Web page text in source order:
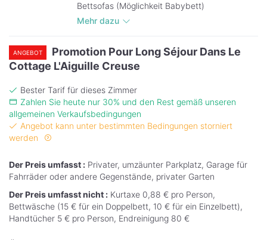
Bettsofas (Möglichkeit Babybett)
Mehr dazu
ANGEBOT
Promotion Pour Long Séjour Dans Le
Cottage L'Aiguille Creuse
Bester Tarif für dieses Zimmer
Zahlen Sie heute nur 30% und den Rest gemäß unseren
allgemeinen Verkaufsbedingungen
Angebot kann unter bestimmten Bedingungen storniert
werden
Der Preis umfasst : Privater, umzäunter Parkplatz, Garage für
Fahrräder oder andere Gegenstände, privater Garten
Der Preis umfasst nicht : Kurtaxe 0,88 € pro Person,
Bettwäsche (15 € für ein Doppelbett, 10 € für ein Einzelbett),
Handtücher 5 € pro Person, Endreinigung 80 €